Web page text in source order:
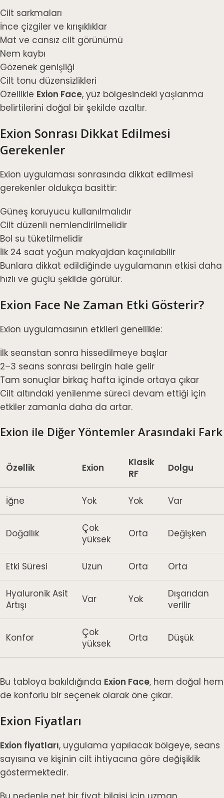
Cilt sarkmaları
İnce çizgiler ve kırışıklıklar
Mat ve cansız cilt görünümü
Nem kaybı
Gözenek genişliği
Cilt tonu düzensizlikleri
Özellikle Exion Face, yüz bölgesindeki yaşlanma
belirtilerini doğal bir şekilde azaltır.
Exion Sonrası Dikkat Edilmesi
Gerekenler
Exion uygulaması sonrasında dikkat edilmesi
gerekenler oldukça basittir:
Güneş koruyucu kullanılmalıdır
Cilt düzenli nemlendirilmelidir
Bol su tüketilmelidir
İlk 24 saat yoğun makyajdan kaçınılabilir
Bunlara dikkat edildiğinde uygulamanın etkisi daha
hızlı ve güçlü şekilde görülür.
Exion Face Ne Zaman Etki Gösterir?
Exion uygulamasının etkileri genellikle:
İlk seanstan sonra hissedilmeye başlar
2–3 seans sonrası belirgin hale gelir
Tam sonuçlar birkaç hafta içinde ortaya çıkar
Cilt altındaki yenilenme süreci devam ettiği için
etkiler zamanla daha da artar.
Exion ile Diğer Yöntemler Arasındaki Fark
Özellik Exion
Klasik
RF
Dolgu
İğne Yok Yok Var
Doğallık
Çok
yüksek
Orta Değişken
Etki Süresi Uzun Orta Orta
Hyaluronik Asit
Artışı
Var Yok
Dışarıdan
verilir
Konfor
Çok
yüksek
Orta Düşük
Bu tabloya bakıldığında Exion Face, hem doğal hem
de konforlu bir seçenek olarak öne çıkar.
Exion Fiyatları
Exion fiyatları, uygulama yapılacak bölgeye, seans
sayısına ve kişinin cilt ihtiyacına göre değişiklik
göstermektedir.